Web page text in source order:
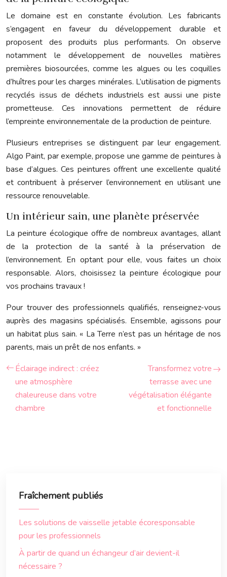
Le domaine est en constante évolution. Les fabricants
s’engagent en faveur du développement durable et
proposent des produits plus performants. On observe
notamment le développement de nouvelles matières
premières biosourcées, comme les algues ou les coquilles
d’huîtres pour les charges minérales. L’utilisation de pigments
recyclés issus de déchets industriels est aussi une piste
prometteuse. Ces innovations permettent de réduire
l’empreinte environnementale de la production de peinture.
Plusieurs entreprises se distinguent par leur engagement.
Algo Paint, par exemple, propose une gamme de peintures à
base d’algues. Ces peintures offrent une excellente qualité
et contribuent à préserver l’environnement en utilisant une
ressource renouvelable.
Un intérieur sain, une planète préservée
La peinture écologique offre de nombreux avantages, allant
de la protection de la santé à la préservation de
l’environnement. En optant pour elle, vous faites un choix
responsable. Alors, choisissez la peinture écologique pour
vos prochains travaux !
Pour trouver des professionnels qualifiés, renseignez-vous
auprès des magasins spécialisés. Ensemble, agissons pour
un habitat plus sain. « La Terre n’est pas un héritage de nos
parents, mais un prêt de nos enfants. »
Éclairage indirect : créez
une atmosphère
chaleureuse dans votre
chambre
Transformez votre
terrasse avec une
végétalisation élégante
et fonctionnelle
Fraîchement publiés
Les solutions de vaisselle jetable écoresponsable
pour les professionnels
À partir de quand un échangeur d’air devient-il
nécessaire ?